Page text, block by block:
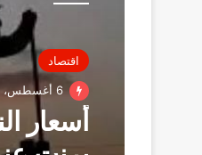
اقتصاد
6 أغسطس، 2026
أسعار